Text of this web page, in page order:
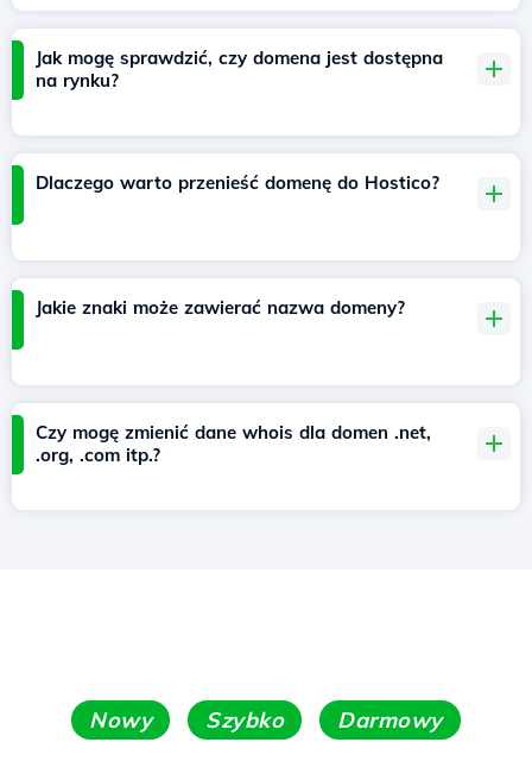
Jak mogę sprawdzić, czy domena jest dostępna
na rynku?
Dlaczego warto przenieść domenę do Hostico?
Jakie znaki może zawierać nazwa domeny?
Czy mogę zmienić dane whois dla domen .net,
.org, .com itp.?
Nowy Szybko Darmowy